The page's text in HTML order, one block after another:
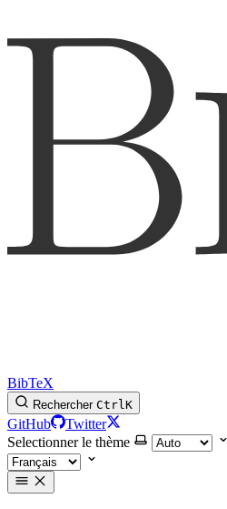
BibTeX
Rechercher CtrlK
GitHub
Twitter
Selectionner le thème